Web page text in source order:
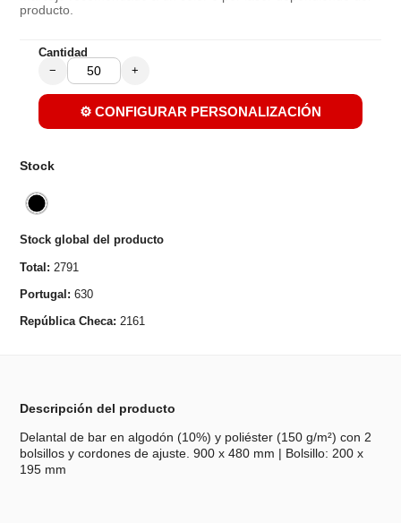
producto.
Cantidad
− +
⚙️ CONFIGURAR PERSONALIZACIÓN
Stock
Stock global del producto
Total: 2791
Portugal: 630
República Checa: 2161
Descripción del producto
Delantal de bar en algodón (10%) y poliéster (150 g/m²) con 2
bolsillos y cordones de ajuste. 900 x 480 mm | Bolsillo: 200 x
195 mm